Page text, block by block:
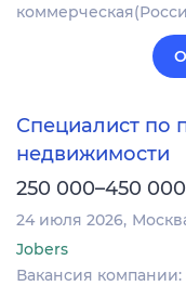
Специалист по
недвижимости
250 000–450 000
24 июля 2026
Jobers
Вакансия